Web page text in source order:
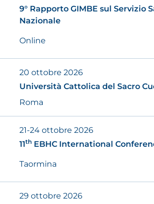
9° Rapporto GIMBE sul Servizio
Nazionale
Online
20 ottobre 2026
Università Cattolica del Sacro
Roma
21-24 ottobre 2026
11th EBHC International
Taormina
29 ottobre 2026